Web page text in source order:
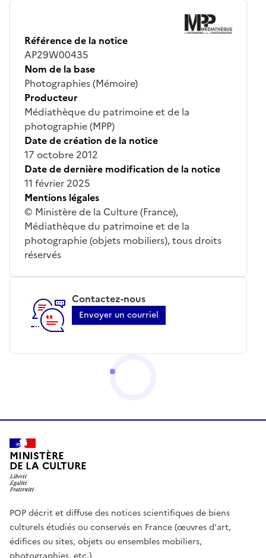
Référence de la notice
AP29W00435
Nom de la base
Photographies (Mémoire)
Producteur
Médiathèque du patrimoine et de la
photographie (MPP)
Date de création de la notice
17 octobre 2012
Date de dernière modification de la notice
11 février 2025
Mentions légales
© Ministère de la Culture (France),
Médiathèque du patrimoine et de la
photographie (objets mobiliers), tous droits
réservés
Contactez-nous
Envoyer un courriel
MINISTÈRE
DE LA CULTURE
POP décrit et diffuse des notices scientifiques de biens
culturels étudiés ou conservés en France (œuvres d'art,
édifices ou sites, objets ou ensembles mobiliers,